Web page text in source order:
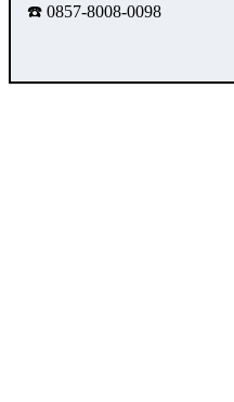
☎️ 0857-8008-0098